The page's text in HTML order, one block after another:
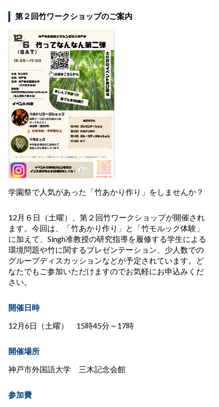
第２回竹ワークショップのご案内
学園祭で人気があった「竹あかり作り」をしませんか？
12月６日（土曜）、第２回竹ワークショップが開催され
ます。今回は、「竹あかり作り」と「竹モルック体験」
に加えて、Singh准教授の研究指導を履修する学生による
環境問題や竹に関するプレゼンテーション、少人数での
グループディスカッションなどが予定されています。ど
なたでもご参加いただけますのでお気軽にお申込みくだ
さい。
開催日時
12月6日（土曜） 15時45分～17時
開催場所
神戸市外国語大学 三木記念会館
参加費